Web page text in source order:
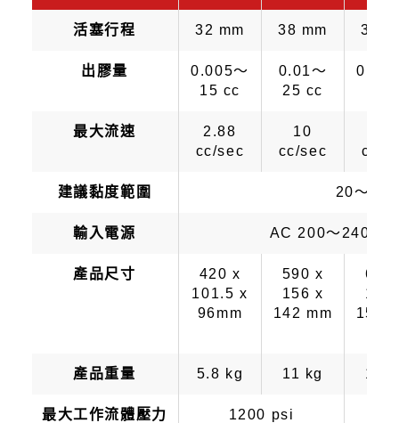
活塞行程 32 mm 38 mm 38
出膠量
0.005～
15 cc
0.01～
25 cc
0.2～
最大流速
2.88
cc/sec
10
cc/sec
cc/
建議黏度範圍 20～
輸入電源 AC 200～240 V
產品尺寸
420 x
101.5 x
96mm
590 x
156 x
142 mm
647
162
155
產品重量 5.8 kg 11 kg 13
最大工作流體壓力 1200 psi